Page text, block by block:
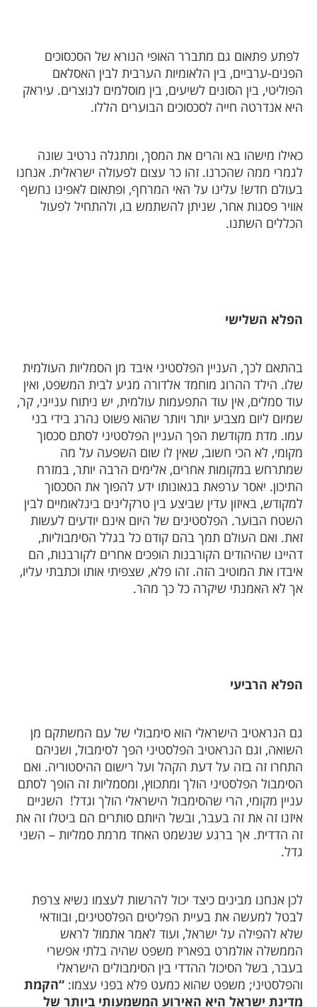
לפתע פתאום גם מתברר האופי הנורא של הסכסוכים
הפנים-ערביים, בין הלאומיות הערבית לבין האסלאם
הפוליטי, בין הסונים לשיעים, בין מוסלמים לנוצרים. עיראק
היא אנדרטה חייה לסכסוכים הבוערים הללו.
כאילו מישהו בא והרים את המסך, ומתגלה נרטיב שונה
לגמרי ממה שהכרנו. זהו כר עצום לפעולה ישראלית. אנחנו
בעולם חדש! עלינו על האי המרחף, ופתאום לאפינו נחשף
אוויר פסגות אחר, שניתן להשתמש בו, ולהתחיל לפעול
הכללים השתנו.
הפלא השלישי
בהתאם לכך, העניין הפלסטיני איבד מן הסמליות העולמית
שלו. הילד ההרוג מוחמד אלדורה מגיע לבית המשפט, ואין
עוד סמלים, אין עוד התפעמות עולמית, יש ניתוח ענייני, קר,
שמיום ליום מצביע יותר ויותר שהוא פשוט נהרג בידי בני
עמו. מדת מקודשת הפך העניין הפלסטיני לסתם סכסוך
מקומי, לא הכי חשוב, שאין לו שום השפעה על מה
שמתרחש במקומות אחרים, אלימים הרבה יותר, במזרח
התיכון. יאסר ערפאת בגאונותו ידע להפוך את הסכסוך
למקודש, באיזון עדין שביצע בין טרקלינים בינלאומיים לבין
השטח הבוער. הפלסטינים של היום אינם יודעים לעשות
זאת. ואם העולם תמך בהם קודם כל בגלל הסימבוליות,
דהיינו שהיהודים הקורבנות הופכים אחרים לקורבנות, הם
איבדו את המוטיב הזה. זהו פלא, שצפיתי אותו וכתבתי עליו,
אך לא האמנתי שיקרה כל כך מהר.
הפלא הרביעי
גם הנראטיב הישראלי הוא סימבולי של עם המשתקם מן
השואה, וגם הנראטיב הפלסטיני הפך לסימבול, ושניהם
התחרו זה בזה על דעת הקהל ועל רישום ההיסטוריה. ואם
הסימבול הפלסטיני הולך ומתכווץ, ומסמליות זה הופך לסתם
עניין מקומי, הרי שהסימבול הישראלי הולך וגדל! השניים
איזנו זה את זה בעבר, ובשל היותם סותרים הם ביטלו זה את
זה הדדית. אך ברגע שנשמט האחד מרמת סמליות – השני
גדל.
לכן אנחנו מבינים כיצד יכול להרשות לעצמו נשיא צרפת
לבטל למעשה את בעיית הפליטים הפלסטינים, ובוודאי
שלא להפילה על ישראל, ועוד לאמר אתמול לראש
הממשלה אולמרט בפאריז משפט שהיה בלתי אפשרי
בעבר, בשל הסיכול ההדדי בין הסימבולים הישראלי
והפלסטיני; משפט שהוא כמעט פלא בפני עצמו: “הקמת
מדינת ישראל היא האירוע המשמעותי ביותר של